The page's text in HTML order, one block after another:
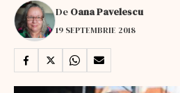
De Oana Pavelescu
19 SEPTEMBRIE 2018